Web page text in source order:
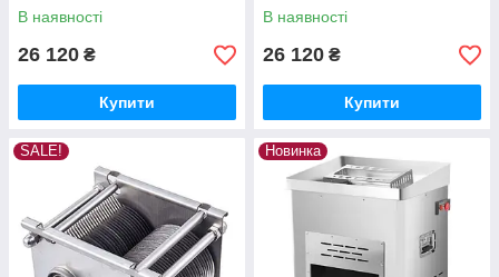
В наявності
26 120 ₴
Купити
В наявності
26 120 ₴
Купити
SALE! Новинка